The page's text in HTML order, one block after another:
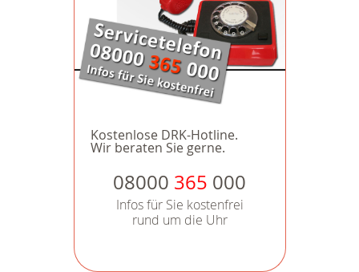
Kostenlose DRK-Hotline.
Wir beraten Sie gerne.
08000 365 000
Infos für Sie kostenfrei
rund um die Uhr